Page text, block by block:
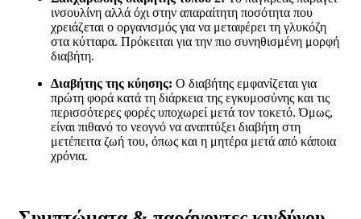
ινσουλίνη αλλά όχι στην απαραίτητη ποσότητα που
χρειάζεται ο οργανισμός για να μεταφέρει τη γλυκόζη
στα κύτταρα. Πρόκειται για την πιο συνηθισμένη μορφή
διαβήτη.
Διαβήτης της κύησης: Ο διαβήτης εμφανίζεται για
πρώτη φορά κατά τη διάρκεια της εγκυμοσύνης και τις
περισσότερες φορές υποχωρεί μετά τον τοκετό. Όμως,
είναι πιθανό το νεογνό να αναπτύξει διαβήτη στη
μετέπειτα ζωή του, όπως και η μητέρα μετά από κάποια
χρόνια.